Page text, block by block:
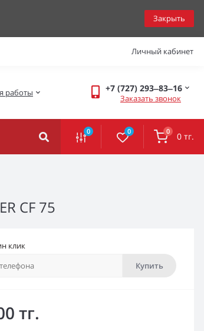
Закрыть
Личный кабинет
работы +7 (727) 293‒83‒16
Заказать звонок
0 0 0 0 тг.
CF 75
клик
Купить
тг.